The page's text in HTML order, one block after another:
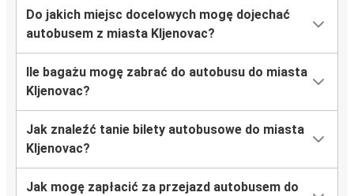
Do jakich miejsc docelowych mogę dojechać
autobusem z miasta Kljenovac?
Ile bagażu mogę zabrać do autobusu do miasta
Kljenovac?
Jak znaleźć tanie bilety autobusowe do miasta
Kljenovac?
Jak mogę zapłacić za przejazd autobusem do